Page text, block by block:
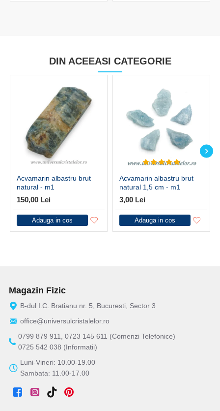
DIN ACEEASI CATEGORIE
Acvamarin albastru brut
natural - m1
150,00 Lei
Adauga in cos
Acvamarin albastru brut
natural 1,5 cm - m1
3,00 Lei
Adauga in cos
Magazin Fizic
B-dul I.C. Bratianu nr. 5, Bucuresti, Sector 3
office@universulcristalelor.ro
0799 879 911, 0723 145 611 (Comenzi Telefonice)
0725 542 038 (Informatii)
Luni-Vineri: 10.00-19.00
Sambata: 11.00-17.00